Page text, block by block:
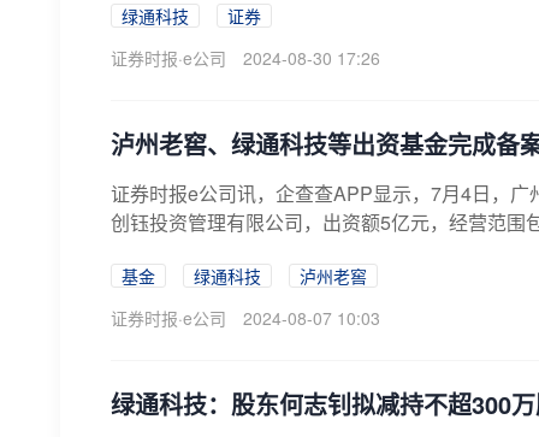
绿通科技
证券
证券时报·e公司
2024-08-30 17:26
泸州老窖、绿通科技等出资基金完成备
证券时报e公司讯，企查查APP显示，7月4日，
创钰投资管理有限公司，出资额5亿元，经营范
基金 绿通科技
泸州老窖
证券时报·e公司
2024-08-07 10:03
绿通科技：股东何志钊拟减持不超300